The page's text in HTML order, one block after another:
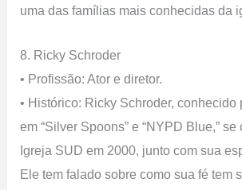
uma das famílias mais conhecidas da
8. Ricky Schroder
• Profissão: Ator e diretor.
• Histórico: Ricky Schroder, conhecido
em “Silver Spoons” e “NYPD Blue,” se
Igreja SUD em 2000, junto com sua
Ele tem falado sobre como sua fé tem